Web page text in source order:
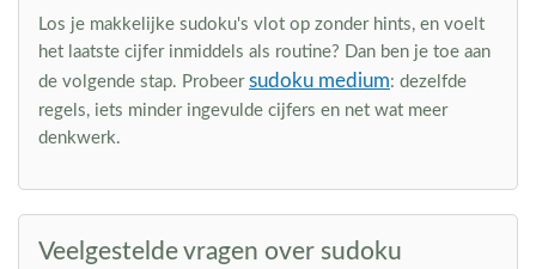
Los je makkelijke sudoku's vlot op zonder hints, en voelt
het laatste cijfer inmiddels als routine? Dan ben je toe aan
de volgende stap. Probeer sudoku medium: dezelfde
regels, iets minder ingevulde cijfers en net wat meer
denkwerk.
Veelgestelde vragen over sudoku